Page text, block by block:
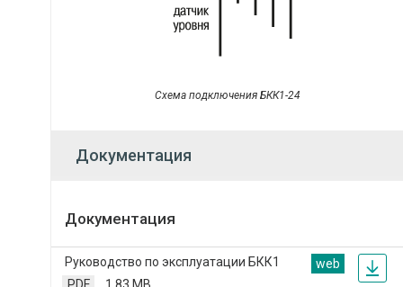
Схема подключения БКК1-24
Документация
Документация
web
Руководство по эксплуатации БКК1
PDF
1.83 MB